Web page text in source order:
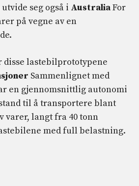
seg også i AustraliaFor
på vegne av en
disse lastebilprototypene
Sammenlignet med
en gjennomsnittlig autonomi
til å transportere blant
varer, langt fra 40 tonn
med full belastning.